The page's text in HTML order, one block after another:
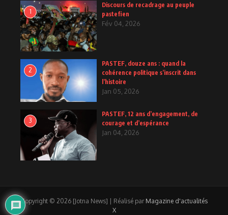
1
Discours de recadrage au peuple
pastefien
Fév 04, 2026
2
PASTEF, douze ans : quand la
cohérence politique s’inscrit dans
l’histoire
Jan 05, 2026
3
PASTEF, 12 ans d’engagement, de
courage et d’espérance
Jan 04, 2026
Copyright © 2026 [Jotna News] | Réalisé par Magazine d'actualités
X